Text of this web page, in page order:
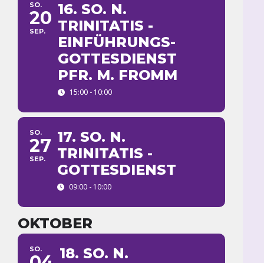
SO.
20
SEP.
16. SO. N.
TRINITATIS -
EINFÜHRUNGS-
GOTTESDIENST
PFR. M. FROMM
15:00 - 10:00
SO.
27
SEP.
17. SO. N.
TRINITATIS -
GOTTESDIENST
09:00 - 10:00
OKTOBER
SO.
18. SO. N.